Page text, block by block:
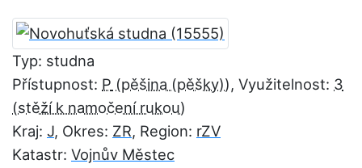
Typ: studna
Přístupnost: P , Využitelnost: 3
Kraj: J, Okres: ZR, Region: rZV
Katastr: Vojnův Městec